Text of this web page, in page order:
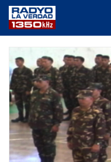
PUBLIC SERVICE
ANNOUNCEMENTS
PROGRAMS
ABOUT
CONTACT US